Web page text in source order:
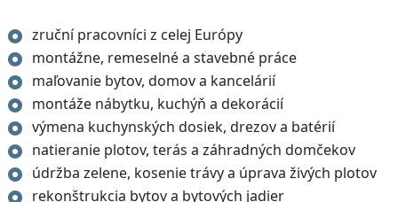
zruční pracovníci z celej Európy
montážne, remeselné a stavebné práce
maľovanie bytov, domov a kancelárií
montáže nábytku, kuchýň a dekorácií
výmena kuchynských dosiek, drezov a batérií
natieranie plotov, terás a záhradných domčekov
údržba zelene, kosenie trávy a úprava živých plotov
rekonštrukcia bytov a bytových jadier